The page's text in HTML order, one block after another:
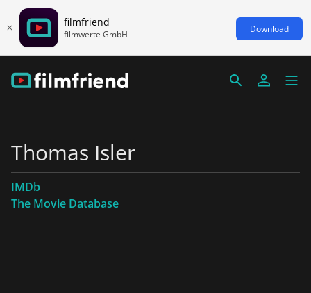
filmfriend
filmwerte GmbH Download
Thomas Isler
IMDb
The Movie Database